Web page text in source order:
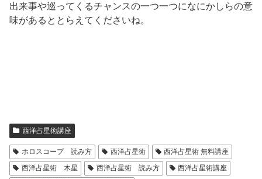
出来事や巡ってくるチャンスの一つ一つになにかしらの意
味があるととらえてくださいね。
西洋占星術講座
ホロスコープ 読み方 西洋占星術
西洋占星術 無料講座
西洋占星術 木星
西洋占星術 読み方
西洋占星術講座